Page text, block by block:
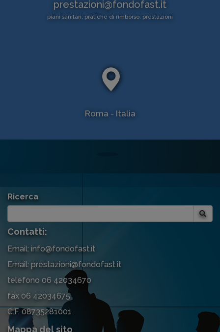
prestazioni@fondofast.it
piani sanitari, pratiche di rimborso, prestazioni
Roma - Italia
Ricerca
Contatti:
Email: info@fondofast.it
Email: prestazioni@fondofast.it
telefono 06 42034670
fax 06 42034675
C.F. 08735281001
Mappa del sito